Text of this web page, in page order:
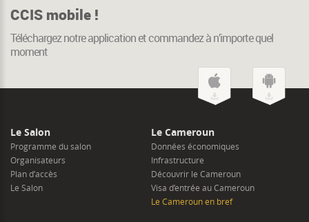
CCIS mobile !
Téléchargez notre application et commandez à n’importe quel
moment
Le Salon
Le Salon
Programme du salon
Organisateurs
Plan d’accès
Le Cameroun
Le Cameroun en bref
Données économiques
Infrastructure
Découvrir le Cameroun
Visa d’entrée au Cameroun